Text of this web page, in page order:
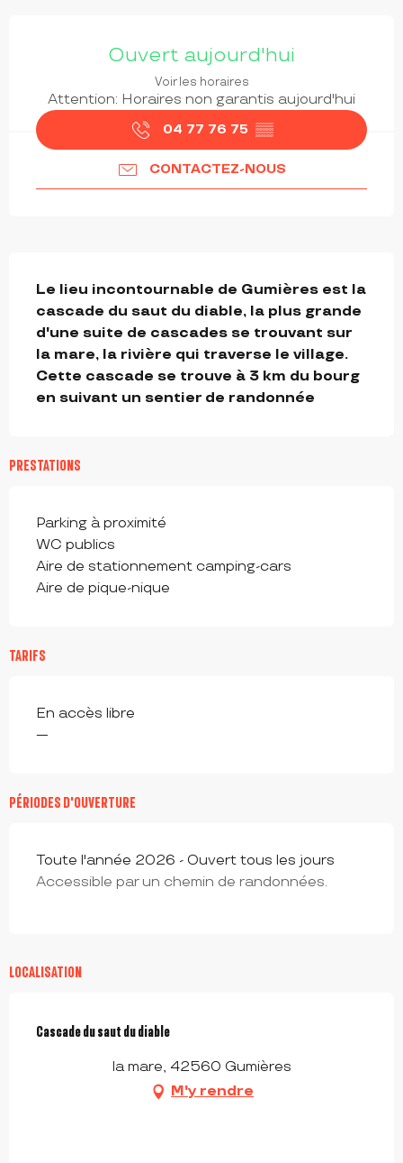
Ouvert aujourd'hui
Voir les horaires
Attention: Horaires non garantis aujourd'hui
04 77 76 75 ▒▒
CONTACTEZ-NOUS
Le lieu incontournable de Gumières est la
cascade du saut du diable, la plus grande
d'une suite de cascades se trouvant sur
la mare, la rivière qui traverse le village.
Cette cascade se trouve à 3 km du bourg
en suivant un sentier de randonnée
PRESTATIONS
Parking à proximité
WC publics
Aire de stationnement camping-cars
Aire de pique-nique
TARIFS
En accès libre
—
PÉRIODES D'OUVERTURE
Toute l'année 2026 - Ouvert tous les jours
Accessible par un chemin de randonnées.
LOCALISATION
Cascade du saut du diable
la mare, 42560 Gumières
M'y rendre